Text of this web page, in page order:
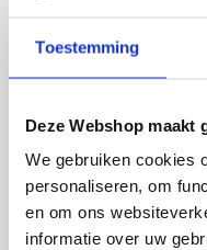
Toestemming
Deze Webshop maakt
We gebruiken cookies
personaliseren, om
en om ons
informatie over uw
− +
Ook in onze